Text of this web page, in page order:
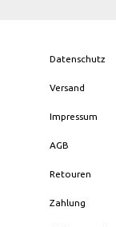
Datenschutz
Versand
Impressum
AGB
Retouren
Zahlung